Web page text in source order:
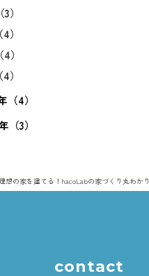
）
）
）
）
（4）
（3）
想の家を建てる！hacoLabの家づくり丸わかり
contact